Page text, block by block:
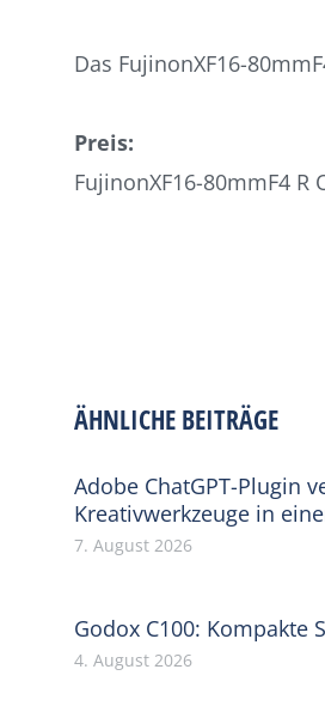
Das FujinonXF16-
Preis:
FujinonXF16-80mmF4 R
ÄHNLICHE BEITRÄGE
Adobe ChatGPT-Plugin
Kreativwerkzeuge in
7. August 2026
Godox C100: Kompakte
4. August 2026